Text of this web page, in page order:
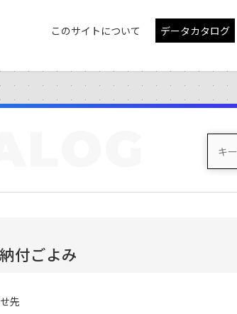
このサイトについて データカタログ
付ごよみ
先